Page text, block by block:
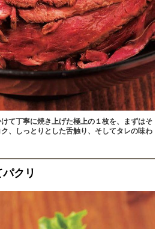
て丁寧に焼き上げた極上の１枚を、まずはそ
、しっとりとした舌触り、そしてタレの味わ
クリ